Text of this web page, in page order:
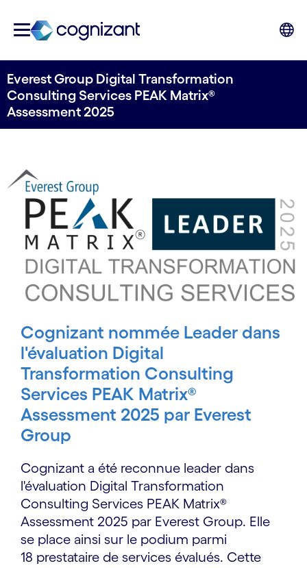
Everest Group Digital Transformation
Consulting Services PEAK Matrix®
Assessment 2025
Cognizant nommée Leader dans
l'évaluation Digital
Transformation Consulting
Services PEAK Matrix®
Assessment 2025 par Everest
Group
Cognizant a été reconnue leader dans
l'évaluation Digital Transformation
Consulting Services PEAK Matrix®
Assessment 2025 par Everest Group. Elle
se place ainsi sur le podium parmi
18 prestataire de services évalués. Cette